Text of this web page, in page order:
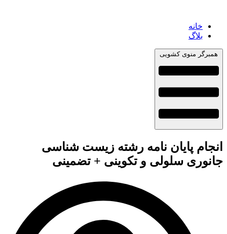
خانه
بلاگ
همبرگر منوی کشویی
انجام پایان نامه رشته زیست شناسی
جانوری سلولی و تکوینی + تضمینی